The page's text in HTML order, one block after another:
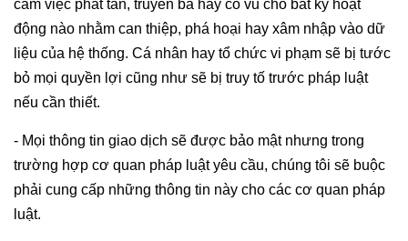
cấm việc phát tán, truyền bá hay cổ vũ cho bất kỳ hoạt
động nào nhằm can thiệp, phá hoại hay xâm nhập vào dữ
liệu của hệ thống. Cá nhân hay tổ chức vi phạm sẽ bị tước
bỏ mọi quyền lợi cũng như sẽ bị truy tố trước pháp luật
nếu cần thiết.
- Mọi thông tin giao dịch sẽ được bảo mật nhưng trong
trường hợp cơ quan pháp luật yêu cầu, chúng tôi sẽ buộc
phải cung cấp những thông tin này cho các cơ quan pháp
luật.